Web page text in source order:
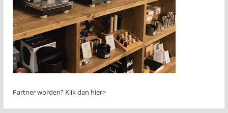
Partner worden? Klik dan hier>